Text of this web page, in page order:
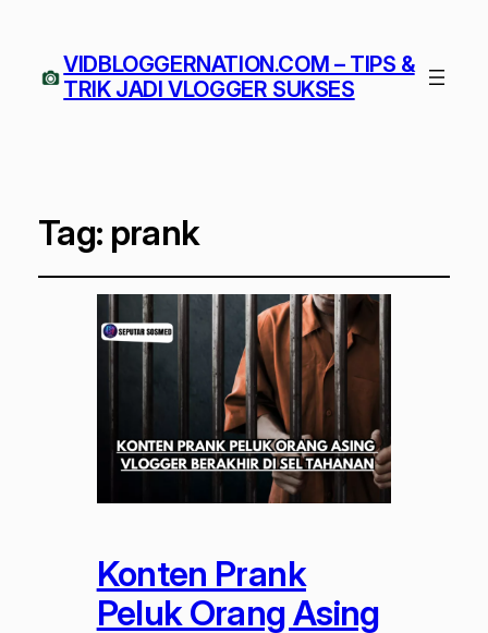
VIDBLOGGERNATION.COM – TIPS &
TRIK JADI VLOGGER SUKSES
Tag: prank
Konten Prank
Peluk Orang Asing